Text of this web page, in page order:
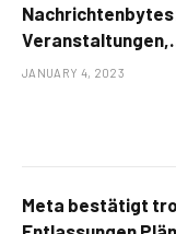
Veranstaltungen,
Auszeichnungen,
JANUARY 4, 2023
Meta bestätigt